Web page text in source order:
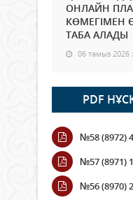
ОНЛАЙН
КӨМЕГІМЕН
ТАБА АЛАДЫ
06 тамыз 2026
Open Air:
полиция
мыңнан
06 тамыз 2026
Wi-Fi
ӨТЕДІ?
PDF
№58 (8972) 4
№57 (8971) 1
№56 (8970)